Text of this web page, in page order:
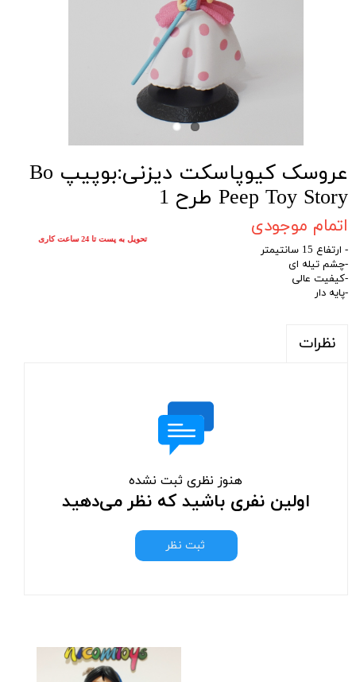
عروسک کیوپاسکت دیزنی:بوپیپ Bo
Peep Toy Story طرح 1
اتمام موجودی
- ارتفاع 15 سانتیمتر
-چشم تیله ای
-کیفیت عالی
-پایه دار
نظرات
هنوز نظری ثبت نشده
اولین نفری باشید که نظر می‌دهید
ثبت نظر
تحویل به پست تا 24 ساعت کاری